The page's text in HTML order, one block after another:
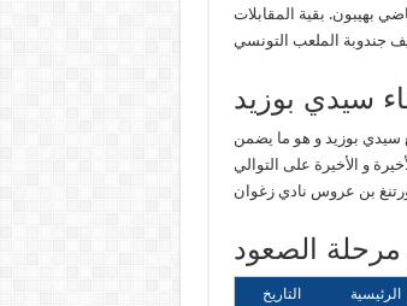
بهيبون. بقية المقابلات
سيدي بوزيد و هو ما يضمن
و الأخيرة على التوالي
الصعود
التاريخ الرئيسية